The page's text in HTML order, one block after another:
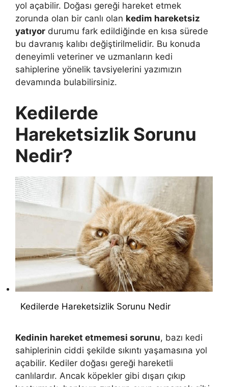
yol açabilir. Doğası gereği hareket etmek
zorunda olan bir canlı olan kedim hareketsiz
yatıyor durumu fark edildiğinde en kısa sürede
bu davranış kalıbı değiştirilmelidir. Bu konuda
deneyimli veteriner ve uzmanların kedi
sahiplerine yönelik tavsiyelerini yazımızın
devamında bulabilirsiniz.
Kedilerde
Hareketsizlik Sorunu
Nedir?
Kedilerde Hareketsizlik Sorunu Nedir
Kedinin hareket etmemesi sorunu, bazı kedi
sahiplerinin ciddi şekilde sıkıntı yaşamasına yol
açabilir. Kediler doğası gereği hareketli
canlılardır. Ancak köpekler gibi dışarı çıkıp